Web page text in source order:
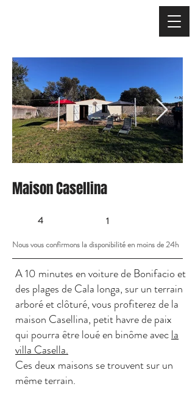
Maison Casellina
4 1
Nous vous confirmons la disponibilité en moins de 24h
A 10 minutes en voiture de Bonifacio et
des plages de Cala longa, sur un terrain
arboré et clôturé, vous profiterez de la
maison Casellina, petit havre de paix
qui pourra être loué en binôme avecla
villa Casella.
Ces deux maisons se trouvent sur un
même terrain.